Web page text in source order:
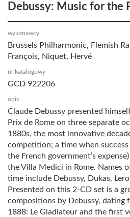
Debussy: Music for the
wykonawcy
Brussels Philharmonic, Flemish
François, Niquet, Hervé
nr katalogowy
GCD 922206
opis
Claude Debussy presented
Prix de Rome on three separate
1880s, the most innovative
competition; a time when
the French government’s
the Villa Medici in Rome. Names
time include Debussy, Dukas,
Presented on this 2-CD set is a
compositions by Debussy, dating
1888: Le Gladiateur and the first